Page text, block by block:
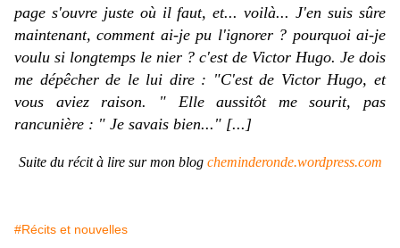
page s'ouvre juste où il faut, et... voilà... J'en suis sûre
maintenant, comment ai-je pu l'ignorer ? pourquoi ai-je
voulu si longtemps le nier ? c'estde Victor Hugo. Je dois
me dépêcher de le lui dire : "C'est de Victor Hugo, et
vous aviez raison. " Elle aussitôt me sourit, pas
rancunière : " Je savais bien..." [...]
Suite du récit à lire sur mon blog cheminderonde.wordpress.com
#Récits et nouvelles